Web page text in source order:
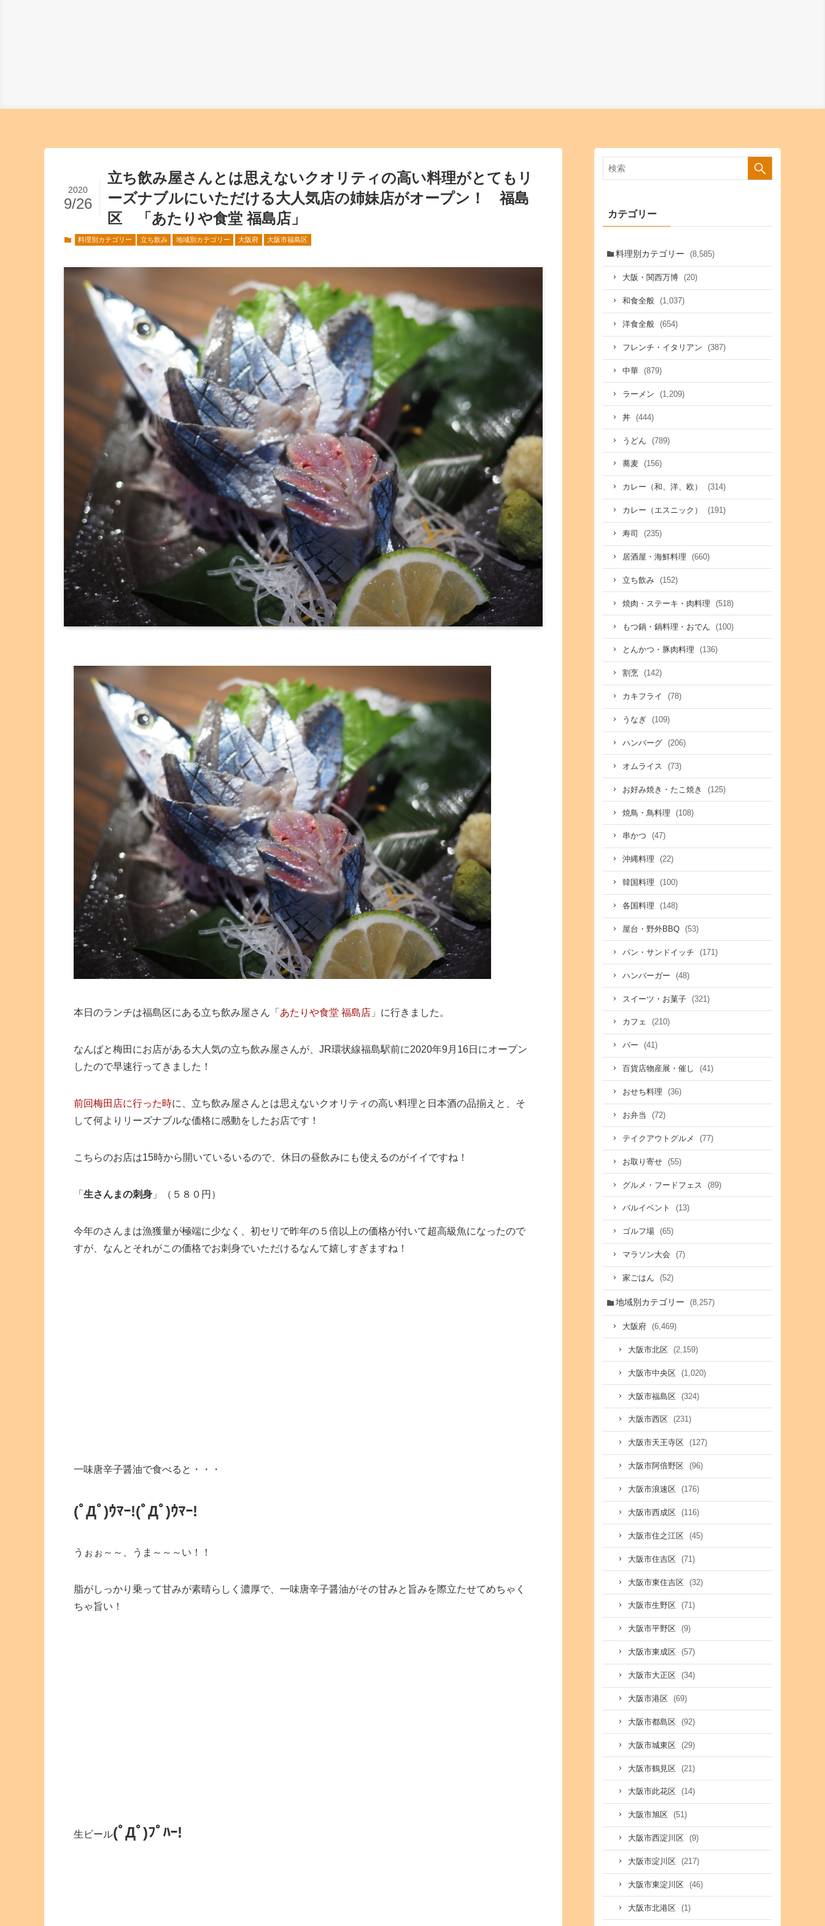
立ち飲み屋さんとは思えないクオリティの高い料理がとてもリ
ーズナブルにいただける大人気店の姉妹店がオープン！ 福島
区 「あたりや食堂 福島店」
2020
9/26
料理別カテゴリー 立ち飲み 地域別カテゴリー 大阪府 大阪市福島区
本日のランチは福島区にある立ち飲み屋さん「 あたりや食堂 福島店 」に行きました。
なんばと梅田にお店がある大人気の立ち飲み屋さんが、JR環状線福島駅前に2020年9月16日にオープン
したので早速行ってきました！
前回梅田店に行った時に、立ち飲み屋さんとは思えないクオリティの高い料理と日本酒の品揃えと、そ
して何よりリーズナブルな価格に感動をしたお店です！
こちらのお店は15時から開いているいるので、休日の昼飲みにも使えるのがイイですね！
「 生さんまの刺身 」（５８０円）
今年のさんまは漁獲量が極端に少なく、初セリで昨年の５倍以上の価格が付いて超高級魚になったので
すが、なんとそれがこの価格でお刺身でいただけるなんて嬉しすぎますね！
一味唐辛子醤油で食べると・・・
(ﾟДﾟ)ｳﾏｰ!(ﾟДﾟ)ｳﾏｰ!
うぉぉ～～、うま～～～い！！
脂がしっかり乗って甘みが素晴らしく濃厚で、一味唐辛子醤油がその甘みと旨みを際立たせてめちゃく
ちゃ旨い！
生ビール(ﾟДﾟ)ﾌﾟﾊｰ!
カテゴリー
料理別カテゴリー (8,585)
大阪・関西万博 (20)
和食全般 (1,037)
洋食全般 (654)
フレンチ・イタリアン (387)
中華 (879)
ラーメン (1,209)
丼 (444)
うどん (789)
蕎麦 (156)
カレー（和、洋、欧） (314)
カレー（エスニック） (191)
寿司 (235)
居酒屋・海鮮料理 (660)
立ち飲み (152)
焼肉・ステーキ・肉料理 (518)
もつ鍋・鍋料理・おでん (100)
とんかつ・豚肉料理 (136)
割烹 (142)
カキフライ (78)
うなぎ (109)
ハンバーグ (206)
オムライス (73)
お好み焼き・たこ焼き (125)
焼鳥・鳥料理 (108)
串かつ (47)
沖縄料理 (22)
韓国料理 (100)
各国料理 (148)
屋台・野外BBQ (53)
パン・サンドイッチ (171)
ハンバーガー (48)
スイーツ・お菓子 (321)
カフェ (210)
バー (41)
百貨店物産展・催し (41)
おせち料理 (36)
お弁当 (72)
テイクアウトグルメ (77)
お取り寄せ (55)
グルメ・フードフェス (89)
バルイベント (13)
ゴルフ場 (65)
マラソン大会 (7)
家ごはん (52)
地域別カテゴリー (8,257)
大阪府 (6,469)
大阪市北区 (2,159)
大阪市中央区 (1,020)
大阪市福島区 (324)
大阪市西区 (231)
大阪市天王寺区 (127)
大阪市阿倍野区 (96)
大阪市浪速区 (176)
大阪市西成区 (116)
大阪市住之江区 (45)
大阪市住吉区 (71)
大阪市東住吉区 (32)
大阪市生野区 (71)
大阪市平野区 (9)
大阪市東成区 (57)
大阪市大正区 (34)
大阪市港区 (69)
大阪市都島区 (92)
大阪市城東区 (29)
大阪市鶴見区 (21)
大阪市此花区 (14)
大阪市旭区 (51)
大阪市西淀川区 (9)
大阪市淀川区 (217)
大阪市東淀川区 (46)
大阪市北港区 (1)